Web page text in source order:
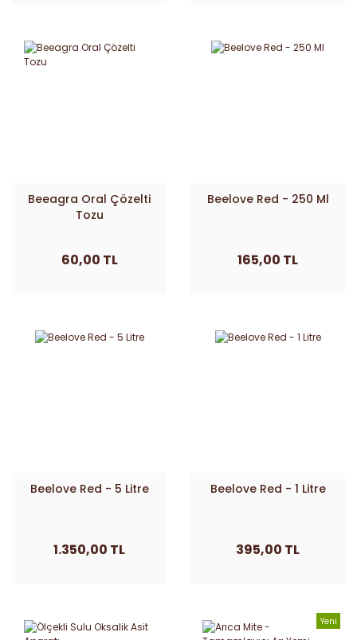
Beeagra Oral Çözelti
Tozu
60,00 TL
Beelove Red - 250 Ml
165,00 TL
Beelove Red - 5 Litre
1.350,00 TL
Beelove Red - 1 Litre
395,00 TL
Yeni